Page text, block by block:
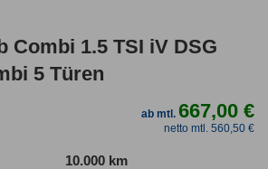
Combi 1.5 TSI iV DSG
5 Türen
ab mtl.667,00 €
netto mtl. 560,50 €
10.000 km